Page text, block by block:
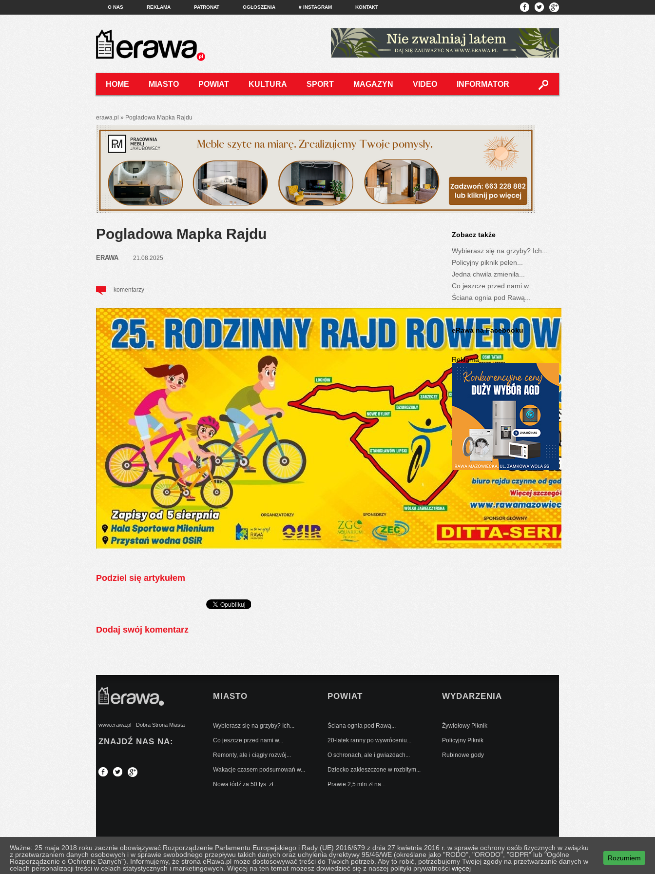
O NAS REKLAMA PATRONAT OGŁOSZENIA # INSTAGRAM KONTAKT
HOME MIASTO POWIAT KULTURA SPORT MAGAZYN VIDEO INFORMATOR
erawa.pl » Pogladowa Mapka Rajdu
Pogladowa Mapka Rajdu
ERAWA 21.08.2025
komentarzy
Podziel się artykułem
Dodaj swój komentarz
Zobacz także
Wybierasz się na grzyby? Ich...
Policyjny piknik pełen...
Jedna chwila zmieniła...
Co jeszcze przed nami w...
Ściana ognia pod Rawą...
eRawa na Facebooku
Reklama
www.erawa.pl - Dobra Strona Miasta
ZNAJDŹ NAS NA:
MIASTO
Wybierasz się na grzyby? Ich...
Co jeszcze przed nami w...
Remonty, ale i ciągły rozwój...
Wakacje czasem podsumowań w...
Nowa łódź za 50 tys. zł...
POWIAT
Ściana ognia pod Rawą...
20-latek ranny po wywróceniu...
O schronach, ale i gwiazdach...
Dziecko zakleszczone w rozbitym...
Prawie 2,5 mln zł na...
WYDARZENIA
Żywiołowy Piknik
Policyjny Piknik
Rubinowe gody
© Copyright 2026 eRawa.pl Regulamin| Polityka prywatnosci Projekt i realizacja In Mind Kodowanie i wdrożenie Surfidea
Ważne: 25 maja 2018 roku zacznie obowiązywać Rozporządzenie Parlamentu Europejskiego i Rady (UE) 2016/679 z dnia 27 kwietnia 2016 r. w sprawie ochrony osób fizycznych w związku
z przetwarzaniem danych osobowych i w sprawie swobodnego przepływu takich danych oraz uchylenia dyrektywy 95/46/WE (określane jako "RODO", "ORODO", "GDPR" lub "Ogólne
Rozporządzenie o Ochronie Danych"). Informujemy, że strona eRawa.pl może dostosowywać treści do Twoich potrzeb. Aby to robić, potrzebujemy Twojej zgody na przetwarzanie danych w
celach personalizacji treści w celach statystycznych i marketingowych. Więcej na ten temat możesz dowiedzieć się z naszej polityki prywatności więcej
Rozumiem